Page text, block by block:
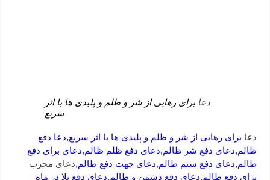
دعا برای رهایی از شر و ظلم و پلیدی ها با اثر
سریع
دعا برای رهایی از شر و ظلم و پلیدی ها با اثر سریع,دعا دفع
ظالم,دعای دفع شر ظالم,دعای دفع ظلم ظالم,دعای برای دفع
ظالم,دعای دفع ستم ظالم,دعای جهت دفع ظالم,دعای مجرب
برای دفع ظالم,دعای دفع دشمن و ظالم,دعای دفع بلا در ماه